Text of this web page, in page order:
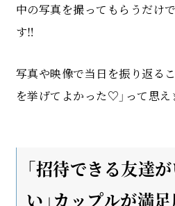
中の写真を撮ってもらうだけ
す‼
写真や映像で当日を振り返る
を挙げてよかった♡」って思
「招待できる友達
い」カップルが満